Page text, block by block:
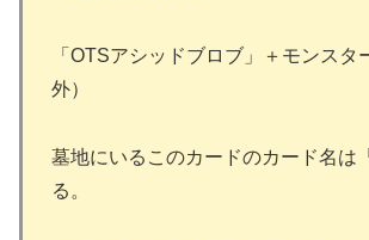
「OTSアシッドブロブ」＋モンスタ
外）
墓地にいるこのカードのカード名は
る。